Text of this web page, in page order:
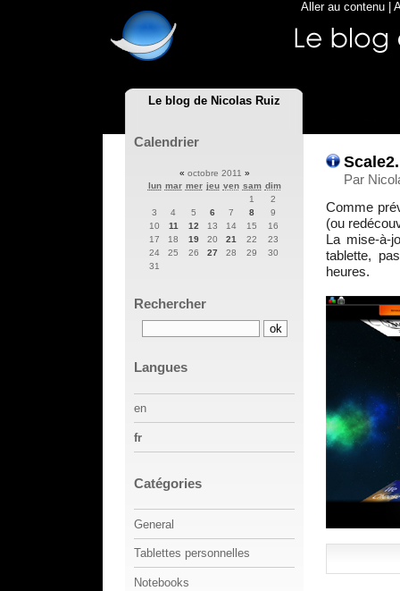
Le blog de Nicolas Ruiz
Aller au contenu
Par
Comme
(ou
La mise-à-
tablette,
heures.
Calendrier
« octobre 2011 »
lun mar mer jeu ven sam dim
1
2
3
4 5 6 7 8
9
10
11 12 13 14 15
16
17
18 19 20 21 22
23
24
25 26 27 28 29
30
31
Rechercher
Langues
en
fr
Catégories
General
Tablettes personnelles
Notebooks